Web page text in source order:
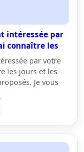
intéressée par
connaître les
par votre
les jours et les
Je vous